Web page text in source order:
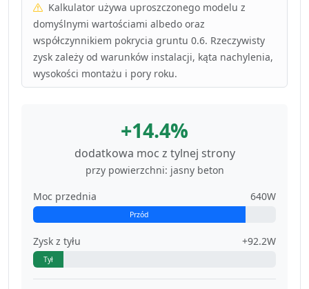
Kalkulator używa uproszczonego modelu z
domyślnymi wartościami albedo oraz
współczynnikiem pokrycia gruntu 0.6. Rzeczywisty
zysk zależy od warunków instalacji, kąta nachylenia,
wysokości montażu i pory roku.
+14.4%
dodatkowa moc z tylnej strony
przy powierzchni: jasny beton
Moc przednia
640W
Przód
Zysk z tyłu +92.2W
Tył